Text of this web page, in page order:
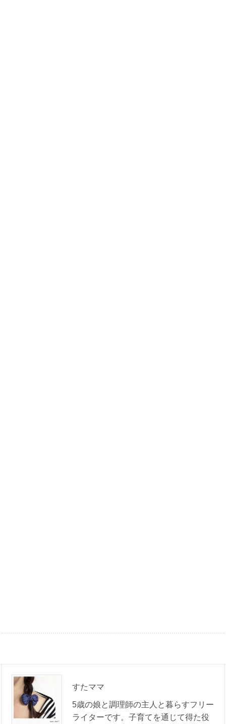
すたママ
5歳の娘と調理師の主人と暮らすフリー
ライターです。子育てを通じて得た役